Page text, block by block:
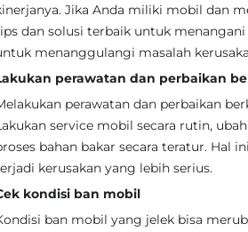
Jika Anda miliki mobil dan
dan solusi terbaik untuk
menanggulangi masalah
perawatan dan perbaikan
perawatan dan perbaikan
service mobil secara rutin,
bahan bakar secara teratur. Hal
kerusakan yang lebih serius.
kondisi ban mobil
ban mobil yang jelek bisa